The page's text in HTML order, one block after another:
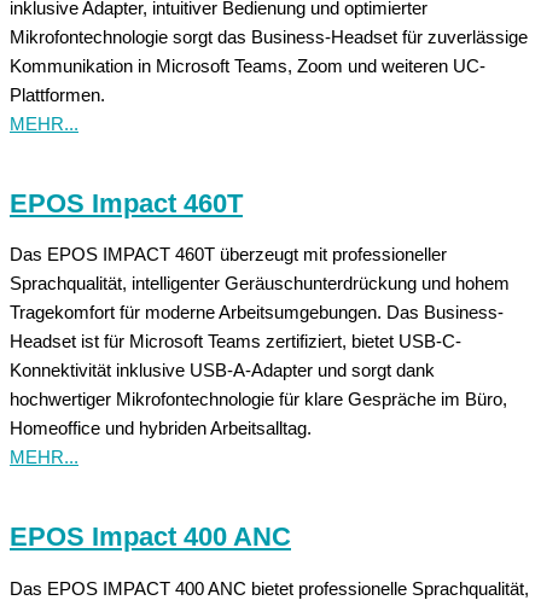
inklusive Adapter, intuitiver Bedienung und optimierter
Mikrofontechnologie sorgt das Business-Headset für zuverlässige
Kommunikation in Microsoft Teams, Zoom und weiteren UC-
Plattformen.
MEHR...
EPOS Impact 460T
Das EPOS IMPACT 460T überzeugt mit professioneller
Sprachqualität, intelligenter Geräuschunterdrückung und hohem
Tragekomfort für moderne Arbeitsumgebungen. Das Business-
Headset ist für Microsoft Teams zertifiziert, bietet USB-C-
Konnektivität inklusive USB-A-Adapter und sorgt dank
hochwertiger Mikrofontechnologie für klare Gespräche im Büro,
Homeoffice und hybriden Arbeitsalltag.
MEHR...
EPOS Impact 400 ANC
Das EPOS IMPACT 400 ANC bietet professionelle Sprachqualität,